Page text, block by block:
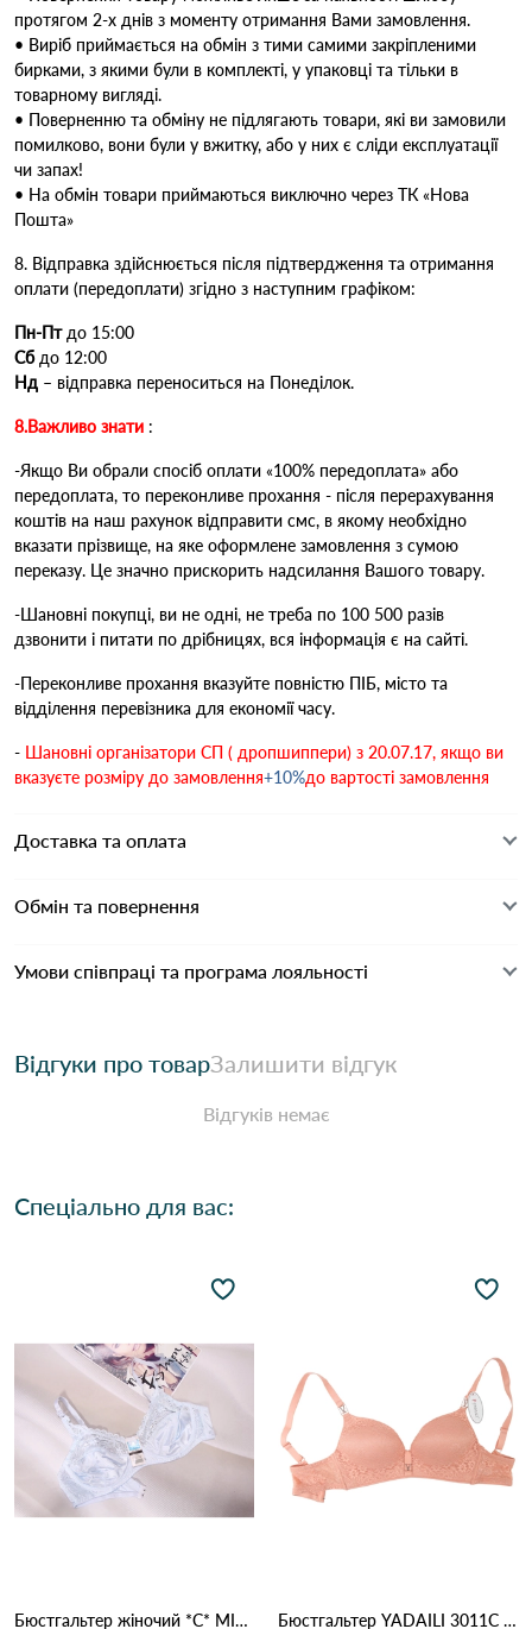
протягом 2-х днів з моменту отримання Вами замовлення.
• Виріб приймається на обмін з тими самими закріпленими
бирками, з якими були в комплекті, у упаковці та тільки в
товарному вигляді.
• Поверненню та обміну не підлягають товари, які ви замовили
помилково, вони були у вжитку, або у них є сліди експлуатації
чи запах!
• На обмін товари приймаються виключно через ТК «Нова
Пошта»
8. Відправка здійснюється після підтвердження та отримання
оплати (передоплати) згідно з наступним графіком:
Пн-Птдо 15:00
Cбдо 12:00
Нд – відправка переноситься на Понеділок.
8.Важливо знати :
-Якщо Ви обрали спосіб оплати «100% передоплата» або
передоплата, то переконливе прохання - після перерахування
коштів на наш рахунок відправити смс, в якому необхідно
вказати прізвище, на яке оформлене замовлення з сумою
переказу. Це значно прискорить надсилання Вашого товару.
-Шановні покупці, ви не одні, не треба по 100 500 разів
дзвонити і питати по дрібницях, вся інформація є на сайті.
-Переконливе прохання вказуйте повністю ПІБ, місто та
відділення перевізника для економії часу.
- Шановні організатори СП ( дропшиппери) з 20.07.17, якщо ви
вказуєте розміру до замовлення+10%до вартості замовлення
Доставка та оплата
Обмін та повернення
Умови співпраці та програма лояльності
Відгуки про товарЗалишити відгук
Відгуків немає
Спеціально для вас:
Бюстгальтер жіночий *C* MIS AITOR 8016 3.3 Білий Бюстгальтер YADAILI 3011С 2,2 Персиковий